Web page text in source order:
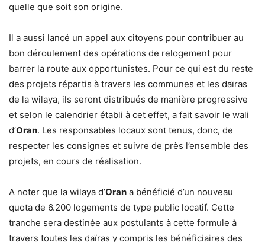
quelle que soit son origine.
Il a aussi lancé un appel aux citoyens pour contribuer au
bon déroulement des opérations de relogement pour
barrer la route aux opportunistes. Pour ce qui est du reste
des projets répartis à travers les communes et les daïras
de la wilaya, ils seront distribués de manière progressive
et selon le calendrier établi à cet effet, a fait savoir le wali
d’Oran. Les responsables locaux sont tenus, donc, de
respecter les consignes et suivre de près l’ensemble des
projets, en cours de réalisation.
A noter que la wilaya d’Oran a bénéficié d’un nouveau
quota de 6.200 logements de type public locatif. Cette
tranche sera destinée aux postulants à cette formule à
travers toutes les daïras y compris les bénéficiaires des